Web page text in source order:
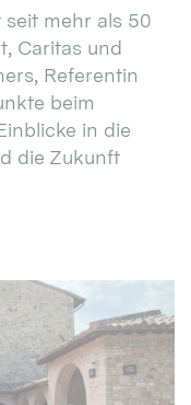
mehr als 50
Caritas und
Referentin
beim
in die
die Zukunft